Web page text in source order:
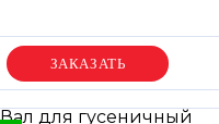
Уточняйте цену